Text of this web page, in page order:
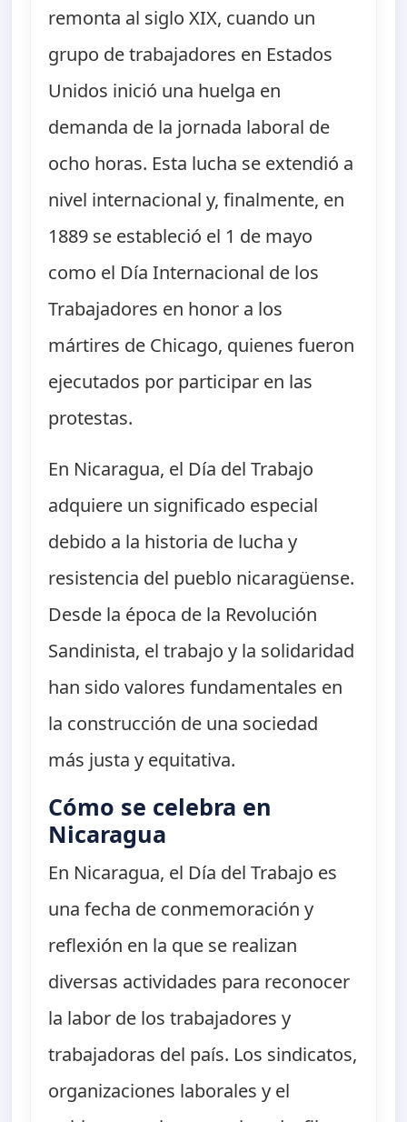
remonta al siglo XIX, cuando un
grupo de trabajadores en Estados
Unidos inició una huelga en
demanda de la jornada laboral de
ocho horas. Esta lucha se extendió a
nivel internacional y, finalmente, en
1889 se estableció el 1 de mayo
como el Día Internacional de los
Trabajadores en honor a los
mártires de Chicago, quienes fueron
ejecutados por participar en las
protestas.
En Nicaragua, el Día del Trabajo
adquiere un significado especial
debido a la historia de lucha y
resistencia del pueblo nicaragüense.
Desde la época de la Revolución
Sandinista, el trabajo y la solidaridad
han sido valores fundamentales en
la construcción de una sociedad
más justa y equitativa.
Cómo se celebra en
Nicaragua
En Nicaragua, el Día del Trabajo es
una fecha de conmemoración y
reflexión en la que se realizan
diversas actividades para reconocer
la labor de los trabajadores y
trabajadoras del país. Los sindicatos,
organizaciones laborales y el